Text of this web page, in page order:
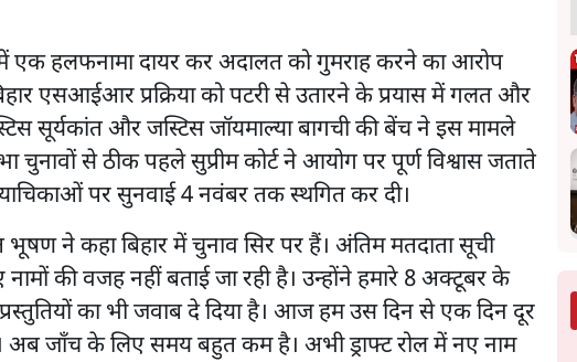
एक हलफनामा दायर कर अदालत को गुमराह करने का आरोप
एसआईआर प्रक्रिया को पटरी से उतारने के प्रयास में गलत और
सूर्यकांत और जस्टिस जॉयमाल्या बागची की बेंच ने इस मामले
चुनावों से ठीक पहले सुप्रीम कोर्ट ने आयोग पर पूर्ण विश्वास जताते
पर सुनवाई 4 नवंबर तक स्थगित कर दी।
ने कहा बिहार में चुनाव सिर पर हैं। अंतिम मतदाता सूची
नामों की वजह नहीं बताई जा रही है। उन्होंने हमारे 8 अक्टूबर के
प्रस्तुतियों का भी जवाब दे दिया है। आज हम उस दिन से एक दिन दूर
अब जाँच के लिए समय बहुत कम है। अभी ड्राफ्ट रोल में नए नाम